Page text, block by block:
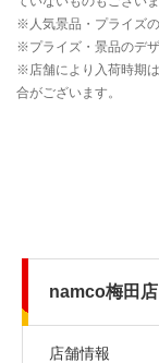
namco梅田店
店舗情報